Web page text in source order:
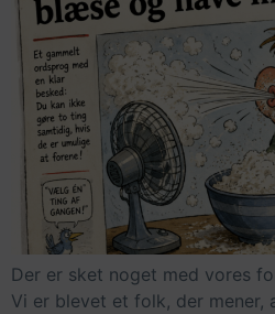
Der er sket noget med vores
Vi er blevet et folk, der mener,